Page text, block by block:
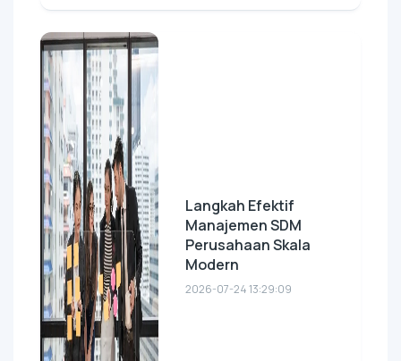
Langkah Efektif
Manajemen SDM
Perusahaan Skala
Modern
2026-07-24 13:29:09